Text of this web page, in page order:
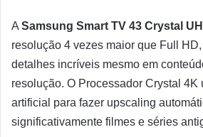
A Samsung Smart TV 43 Crystal
resolução 4 vezes maior que Full
detalhes incríveis mesmo em
resolução. O Processador Crystal
artificial para fazer upscaling
significativamente filmes e séries